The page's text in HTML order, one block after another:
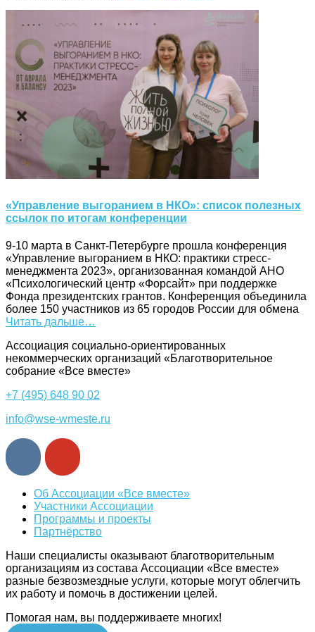
«Управление выгоранием в НКО»: список полезных
ссылок по итогам конференции
9-10 марта в Санкт-Петербурге прошла конференция
«Управление выгоранием в НКО: практики стресс-
менеджмента 2023», организованная командой АНО
«Психологический центр «Форсайт» при поддержке
Фонда президентских грантов. Конференция объединила
более 150 участников из 65 городов России для обмена
Читать дальше…
Ассоциация cоциально-ориентированных
некоммерческих организаций «Благотворительное
собрание «Все вместе»
+7 (495) 648 90 02
info@wse-wmeste.ru
Об Ассоциации «Все вместе»
Участники Ассоциации
Программы и проекты
Партнёрство
Наши специалисты оказывают благотворительным
организациям из состава Ассоциации «Все вместе»
разные безвозмездные услуги, которые могут облегчить
их работу и помочь в достижении целей.
Помогая нам, вы поддерживаете многих!